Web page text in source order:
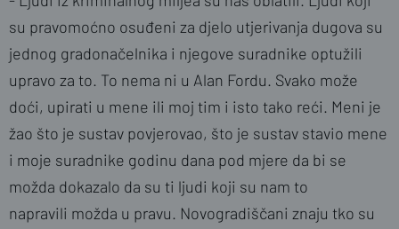
su pravomoćno osuđeni za djelo utjerivanja dugova su
jednog gradonačelnika i njegove suradnike optužili
upravo za to. To nema ni u Alan Fordu. Svako može
doći, upirati u mene ili moj tim i isto tako reći. Meni je
žao što je sustav povjerovao, što je sustav stavio mene
i moje suradnike godinu dana pod mjere da bi se
možda dokazalo da su ti ljudi koji su nam to
napravili možda u pravu. Novogradiščani znaju tko su